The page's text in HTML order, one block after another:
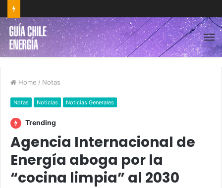
Home / Notas
Notas Noticias Noticias Generales
Trending
Agencia Internacional de
Energía aboga por la
“cocina limpia” al 2030